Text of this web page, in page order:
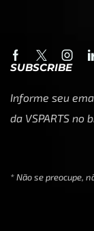
SUBSCRIBE
Informe seu
da VSPARTS no
* Não se preocupe,